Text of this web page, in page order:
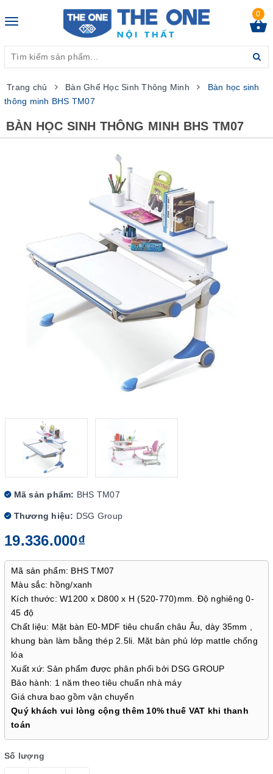
Toggle
0
Trang chủ Bàn Ghế Học Sinh Thông Minh
Bàn học sinh
thông minh BHS TM07
BÀN HỌC SINH THÔNG MINH BHS TM07
Mã sản phẩm: BHS TM07
Thương hiệu: DSG Group
19.336.000₫
Mã sản phẩm: BHS TM07
Màu sắc: hồng/xanh
Kích thước: W1200 x D800 x H (520-770)mm. Độ nghiêng 0-
45 độ
Chất liệu: Mặt bàn E0-MDF tiêu chuẩn châu Âu, dày 35mm ,
khung bàn làm bằng thép 2.5li. Mặt bàn phủ lớp mattle chống
lóa
Xuất xứ: Sản phẩm được phân phối bởi DSG GROUP
Bảo hành: 1 năm theo tiêu chuẩn nhà máy
Giá chưa bao gồm vận chuyển
Quý khách vui lòng cộng thêm 10% thuế VAT khi thanh
toán
Số lượng